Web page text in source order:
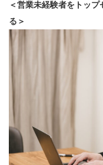
＜営業未経験者をトッ
る＞